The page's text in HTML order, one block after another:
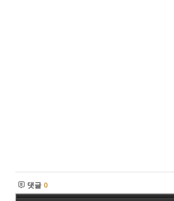
댓글 0